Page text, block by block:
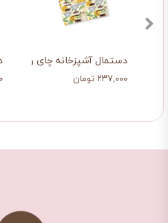
دستمال آشپزخانه چای و لیمو
۲۳۷,۰۰۰ تومان